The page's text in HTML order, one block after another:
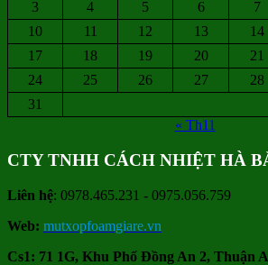
3 4 5 6 7
10
11 12 13 14
17
18 19 20 21
24
25 26 27 28
31
« Th11
CTY TNHH CÁCH NHIỆT HÀ
Liên hệ: 0978.465.231 - 0975.056.759
Web: mutxopfoamgiare.vn
Cs1: 71 1G, Khu Phố Đồng An 2, Thuận